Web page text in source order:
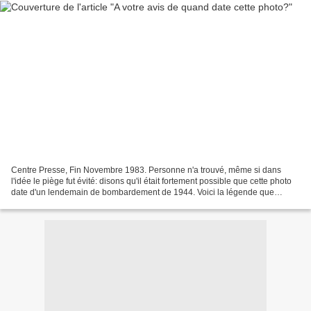
Centre Presse, Fin Novembre 1983. Personne n'a trouvé, même si dans
l'idée le piège fut évité: disons qu'il était fortement possible que cette photo
date d'un lendemain de bombardement de 1944. Voici la légende que